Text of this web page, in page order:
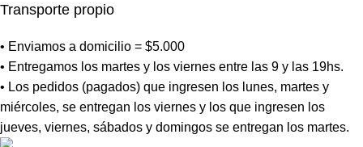
Transporte propio
• Enviamos a domicilio = $5.000
• Entregamos los martes y los viernes entre las 9 y las 19hs.
• Los pedidos (pagados) que ingresen los lunes, martes y
miércoles, se entregan los viernes y los que ingresen los
jueves, viernes, sábados y domingos se entregan los martes.